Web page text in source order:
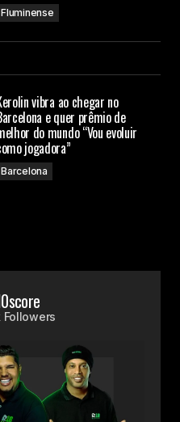
Fluminense
vibra ao chegar no
e quer prêmio de
do mundo “Vou evoluir
jogadora”
Barcelona
Followers